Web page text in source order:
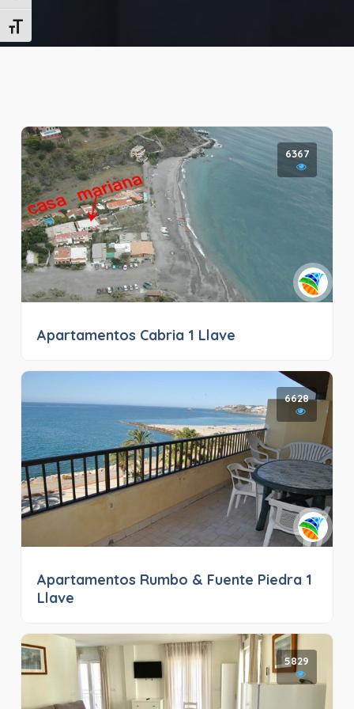
Alternar tamaño de letra
6367
Apartamentos Cabria 1 Llave
6628
Apartamentos Rumbo & Fuente Piedra 1
Llave
5829